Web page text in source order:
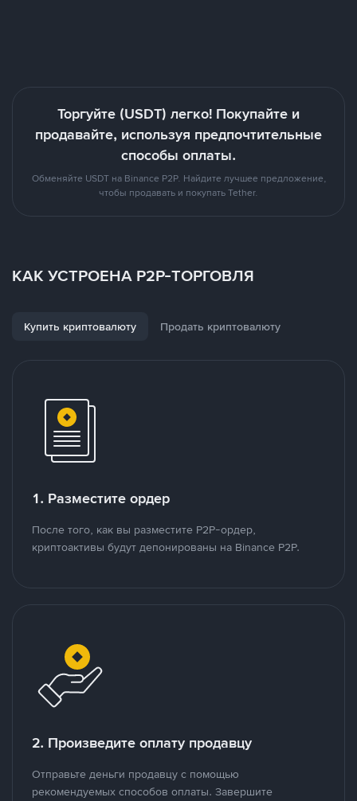
Торгуйте (USDT) легко! Покупайте и
продавайте, используя предпочтительные
способы оплаты.
Обменяйте USDT на Binance P2P. Найдите лучшее предложение,
чтобы продавать и покупать Tether.
КАК УСТРОЕНА P2P-ТОРГОВЛЯ
Купить криптовалюту Продать криптовалюту
1. Разместите ордер
После того, как вы разместите P2P-ордер,
криптоактивы будут депонированы на Binance P2P.
2. Произведите оплату продавцу
Отправьте деньги продавцу с помощью
рекомендуемых способов оплаты. Завершите